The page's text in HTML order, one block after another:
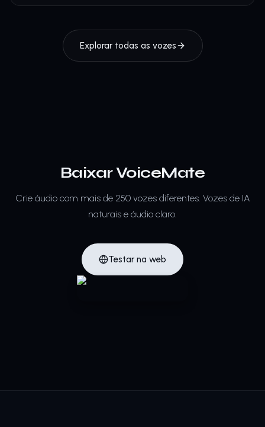
Explorar todas as vozes
Baixar VoiceMate
Crie áudio com mais de 250 vozes diferentes. Vozes de IA
naturais e áudio claro.
Testar na web